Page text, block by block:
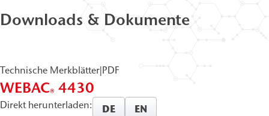
Downloads & Dokumente
Technische Merkblätter|PDF
WEBAC® 4430
Direkt herunterladen: DE EN